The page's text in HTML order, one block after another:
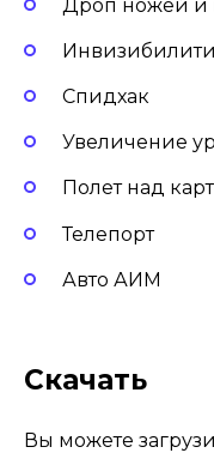
Дроп ножей и
Инвизибилити
Спидхак
Увеличение
Полет над
Телепорт
Авто АИМ
Скачать
Вы можете